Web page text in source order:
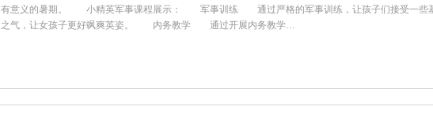
有意义的暑期。 小精英军事课程展示： 军事训练 通过严格的军事训练，让孩子们接受一些基
之气，让女孩子更好飒爽英姿。 内务教学 通过开展内务教学…